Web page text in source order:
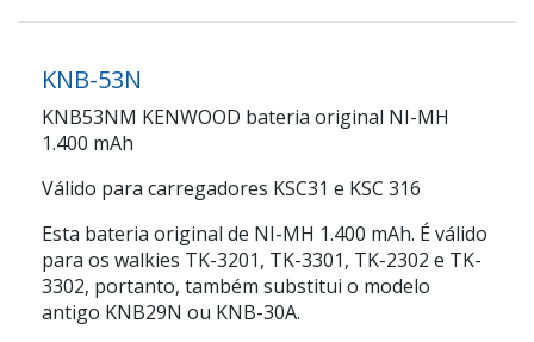
KNB-53N
KNB53NM KENWOOD bateria original NI-MH
1.400 mAh
Válido para carregadores KSC31 e KSC 316
Esta bateria original de NI-MH 1.400 mAh. É válido
para os walkies TK-3201, TK-3301, TK-2302 e TK-
3302, portanto, também substitui o modelo
antigo KNB29N ou KNB-30A.